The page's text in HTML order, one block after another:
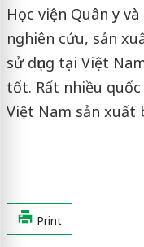
Học viện Quân y
nghiên cứu, sản
sử dụng tại Việt
tốt. Rất nhiều
Việt Nam sản xuất
Print